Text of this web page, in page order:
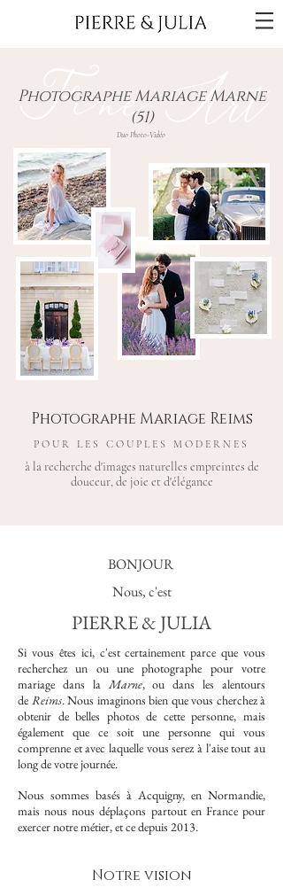
Fine Art
Photographe Mariage Marne
(51)
Duo Photo-Vidéo
Photographe Mariage Reims
POUR LES COUPLES MODERNES
à la recherche d'images naturelles empreintes de
douceur, de joie et d'élégance
BONJOUR
Nous, c'est
PIERRE & JULIA
Si vous êtes ici, c'est certainement parce que vous
recherchez un ou une photographe pour votre
mariage dans laMarne, ou dans les alentours
de Reims.Nous imaginons bien que vous cherchez à
obtenir de belles photos de cette personne, mais
également que ce soit une personne qui vous
comprenne et avec laquelle vous serez à l'aise tout au
long de votre journée. ​
Nous sommes basés à Acquigny, en Normandie,
mais nous nous déplaçons partout en France pour
exercer notre métier, et ce depuis 2013.
Notre vision